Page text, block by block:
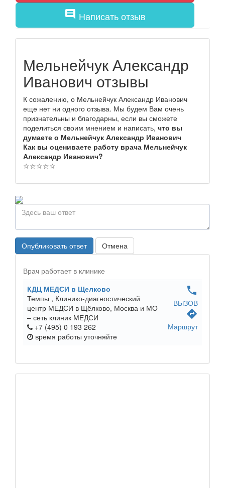
comment Написать отзыв
Мельнейчук Александр
Иванович отзывы
К сожалению, о Мельнейчук Александр Иванович
еще нет ни одного отзыва. Мы будем Вам очень
признательны и благодарны, если вы сможете
поделиться своим мнением и написать, что вы
думаете о Мельнейчук Александр Иванович
Как вы оцениваете работу врача Мельнейчук
Александр Иванович?
☆☆☆☆☆
Опубликовать ответ Отмена
Врач работает в клинике
КДЦ МЕДСИ в Щелково
Темпы , Клинико-диагностический
центр МЕДСИ в Щёлково, Москва и МО
– сеть клиник МЕДСИ
+7 (495) 0 193 262
время работы уточняйте
phone
ВЫЗОВ
directions
Маршрут